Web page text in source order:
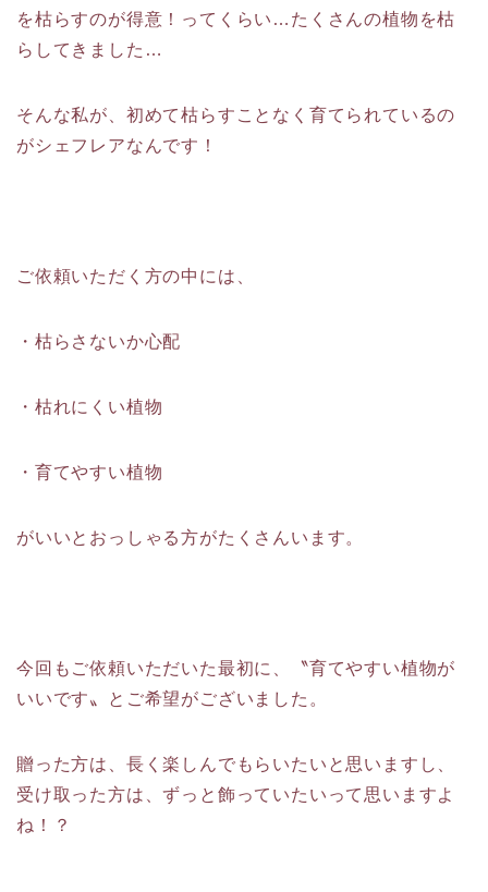
を枯らすのが得意！ってくらい…たくさんの植物を枯
らしてきました…
そんな私が、初めて枯らすことなく育てられているの
がシェフレアなんです！
ご依頼いただく方の中には、
・枯らさないか心配
・枯れにくい植物
・育てやすい植物
がいいとおっしゃる方がたくさんいます。
今回もご依頼いただいた最初に、〝育てやすい植物が
いいです〟とご希望がございました。
贈った方は、長く楽しんでもらいたいと思いますし、
受け取った方は、ずっと飾っていたいって思いますよ
ね！？